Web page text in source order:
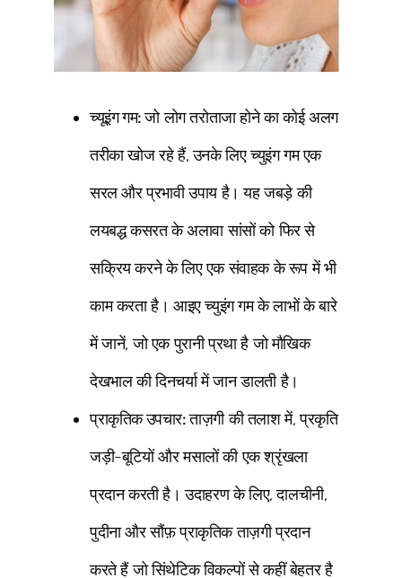
च्यूइंग गम:जो लोग तरोताजा होने का कोई अलग
तरीका खोज रहे हैं, उनके लिए च्युइंग गम एक
सरल और प्रभावी उपाय है। यह जबड़े की
लयबद्ध कसरत के अलावा सांसों को फिर से
सक्रिय करने के लिए एक संवाहक के रूप में भी
काम करता है। आइए च्युइंग गम के लाभों के बारे
में जानें, जो एक पुरानी प्रथा है जो मौखिक
देखभाल की दिनचर्या में जान डालती है।
प्राकृतिक उपचार:ताज़गी की तलाश में, प्रकृति
जड़ी-बूटियों और मसालों की एक श्रृंखला
प्रदान करती है। उदाहरण के लिए, दालचीनी,
पुदीना और सौंफ़ प्राकृतिक ताज़गी प्रदान
करते हैं जो सिंथेटिक विकल्पों से कहीं बेहतर है